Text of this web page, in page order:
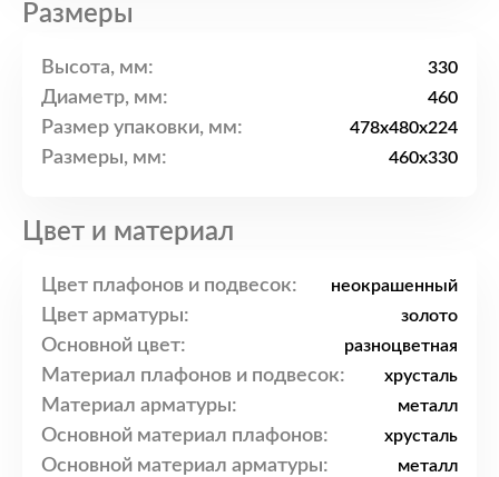
Размеры
Высота, мм: 330
Диаметр, мм: 460
Размер упаковки, мм: 478x480x224
Размеры, мм: 460x330
Цвет и материал
Цвет плафонов и подвесок: неокрашенный
Цвет арматуры: золото
Основной цвет: разноцветная
Материал плафонов и подвесок: хрусталь
Материал арматуры: металл
Основной материал плафонов: хрусталь
Основной материал арматуры: металл